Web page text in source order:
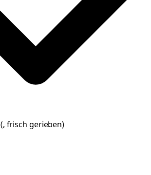
(, frisch gerieben)